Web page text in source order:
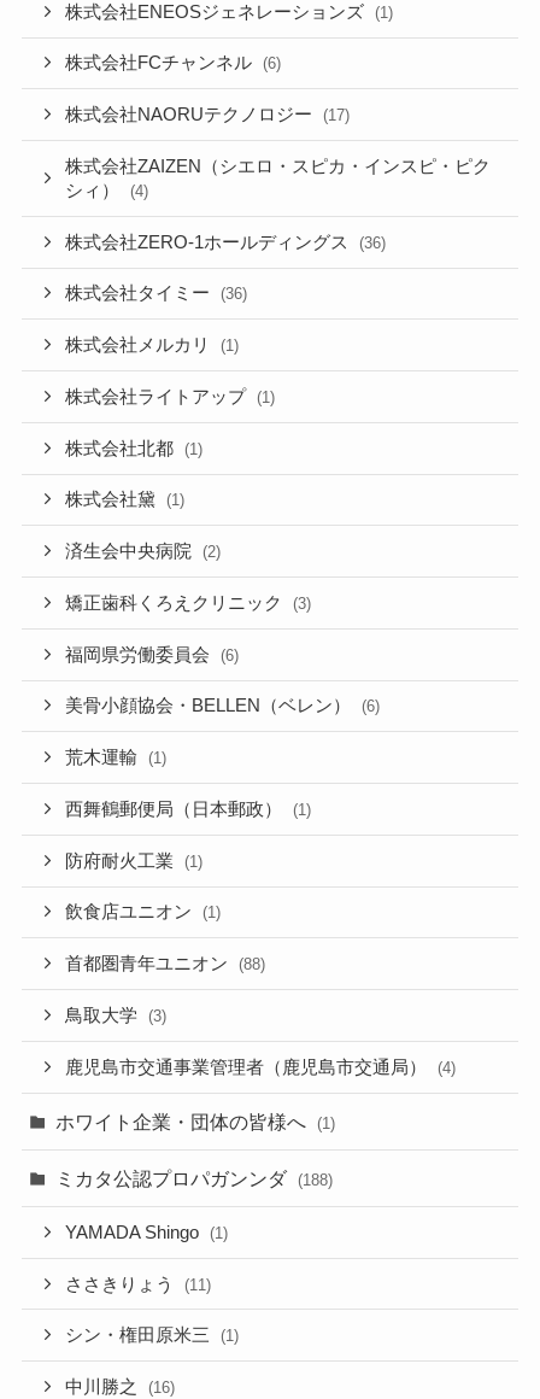
株式会社ENEOSジェネレーションズ (1)
株式会社FCチャンネル (6)
株式会社NAORUテクノロジー (17)
株式会社ZAIZEN（シエロ・スピカ・インスピ・ピク
シィ）
(4)
株式会社ZERO-1ホールディングス (36)
株式会社タイミー (36)
株式会社メルカリ (1)
株式会社ライトアップ (1)
株式会社北都 (1)
株式会社黛 (1)
済生会中央病院 (2)
矯正歯科くろえクリニック (3)
福岡県労働委員会 (6)
美骨小顔協会・BELLEN（ベレン） (6)
荒木運輸 (1)
西舞鶴郵便局（日本郵政） (1)
防府耐火工業 (1)
飲食店ユニオン (1)
首都圏青年ユニオン (88)
鳥取大学 (3)
鹿児島市交通事業管理者（鹿児島市交通局） (4)
ホワイト企業・団体の皆様へ (1)
ミカタ公認プロパガンンダ (188)
YAMADA Shingo (1)
ささきりょう (11)
シン・権田原米三 (1)
中川勝之 (16)